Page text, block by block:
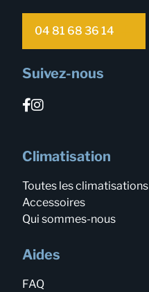
04 81 68 36 14
Suivez-nous
Climatisation
Toutes les climatisations
Accessoires
Qui sommes-nous
Aides
FAQ